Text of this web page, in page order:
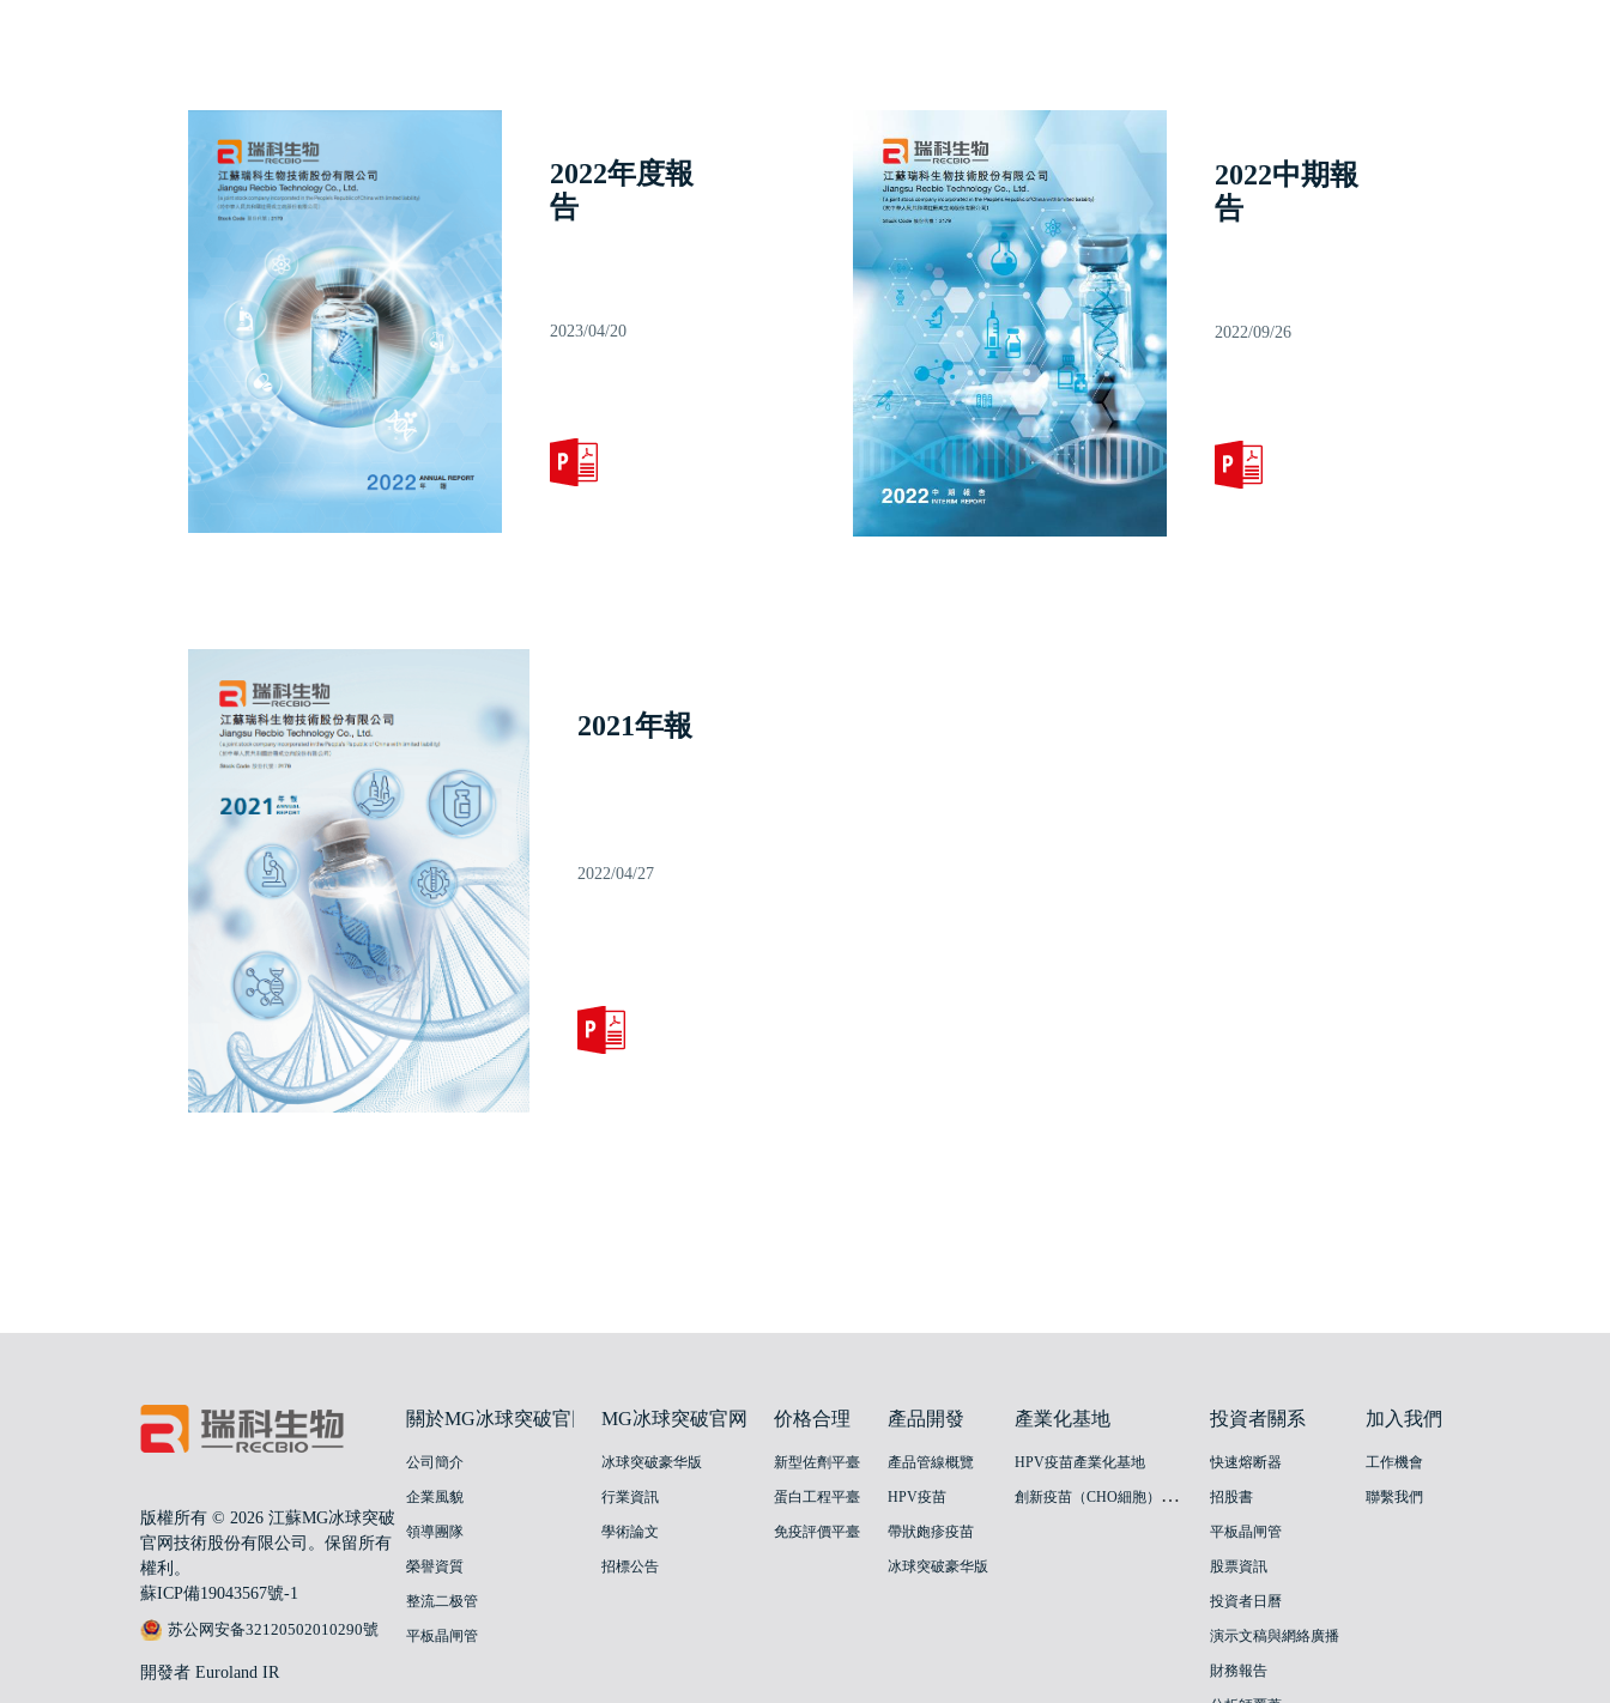
2022年度報
告
2023/04/20
2022中期報
告
2022/09/26
2021年報
2022/04/27
版權所有 © 2026 江蘇MG冰球突破
官网技術股份有限公司。保留所有
權利。
蘇ICP備19043567號-1
苏公网安备32120502010290號
開發者 Euroland IR
關於MG冰球突破官网
公司簡介
企業風貌
領導團隊
榮譽資質
整流二极管
平板晶闸管
MG冰球突破官网
冰球突破豪华版
行業資訊
學術論文
招標公告
价格合理
新型佐劑平臺
蛋白工程平臺
免疫評價平臺
產品開發
產品管線概覽
HPV疫苗
帶狀皰疹疫苗
冰球突破豪华版
產業化基地
HPV疫苗產業化基地
創
新疫苗（CHO細胞）產業化基地
投資者關系
快速熔断器
招股書
平板晶闸管
股票資訊
投資者日曆
演示文稿與網絡廣播
財務報告
加入我們
工作機會
聯繫我們